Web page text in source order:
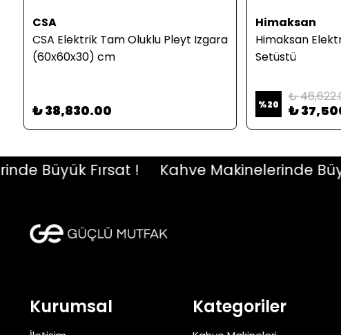
CSA
CSA Elektrik Tam Oluklu Pleyt Izgara
(60x60x30) cm
₺ 38,830.00
Himaksan
Himaksan
Setüstü
%20 ₺
₺
Büyük Fırsat ! Kahve Makinelerinde Büyük
Kurumsal Kategoriler